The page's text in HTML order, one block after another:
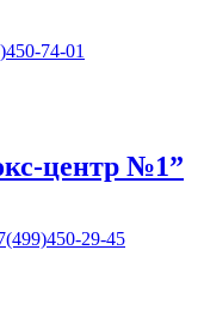
74-01
центр №1”
29-45